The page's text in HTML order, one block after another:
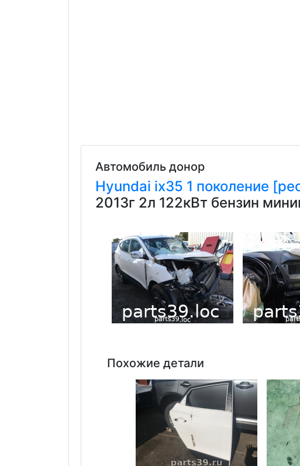
Автомобиль донор
Hyundai ix35 1 поколение
2013г 2л 122кВт бензин
Похожие детали